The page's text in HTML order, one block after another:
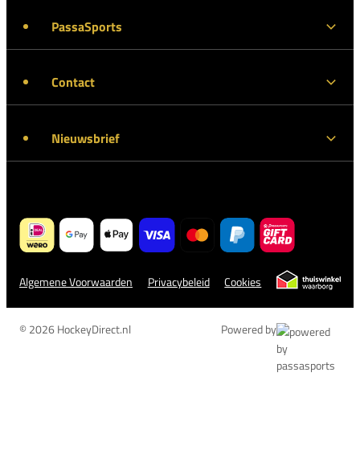
PassaSports
Contact
Nieuwsbrief
Algemene Voorwaarden Privacybeleid Cookies
© 2026 HockeyDirect.nl Powered by